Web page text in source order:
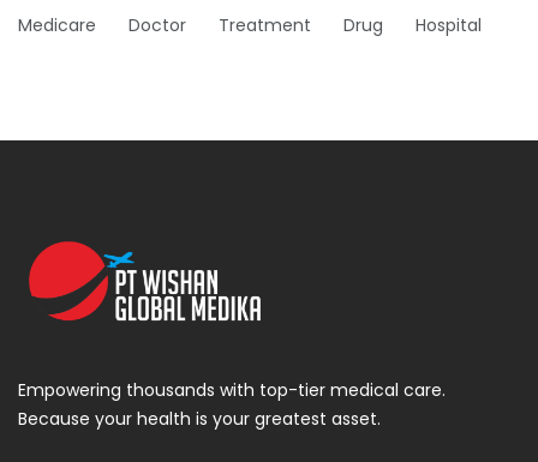
Medicare Doctor Treatment Drug Hospital
Empowering thousands with top-tier medical care.
Because your health is your greatest asset.